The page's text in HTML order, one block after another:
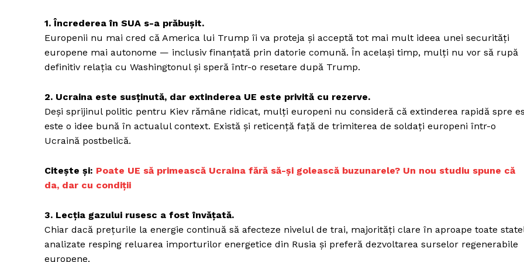
1. Încrederea în SUA s-a prăbușit.
Europenii nu mai cred că America lui Trump îi va proteja și acceptă tot mai mult ideea unei securități
europene mai autonome — inclusiv finanțată prin datorie comună. În același timp, mulți nu vor să rupă
definitiv relația cu Washingtonul și speră într-o resetare după Trump.
2. Ucraina este susținută, dar extinderea UE este privită cu rezerve.
Deși sprijinul politic pentru Kiev rămâne ridicat, mulți europeni nu consideră că extinderea rapidă spre
este o idee bună în actualul context. Există și reticență față de trimiterea de soldați europeni într-o
Ucraină postbelică.
Citește și: Poate UE să primească Ucraina fără să-și golească buzunarele? Un nou studiu spune că
da, dar cu condiții
3. Lecția gazului rusesc a fost învățată.
Chiar dacă prețurile la energie continuă să afecteze nivelul de trai, majorități clare în aproape toate
analizate resping reluarea importurilor energetice din Rusia și preferă dezvoltarea surselor regenerabile
europene.